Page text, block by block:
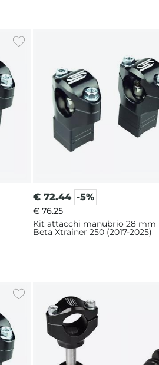
€ 72.44 -5%
€ 76.25
Kit attacchi manubrio 28 mm
Beta Xtrainer 250 (2017-2025)